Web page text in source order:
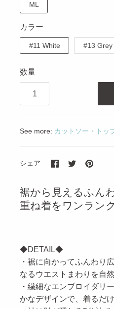
ML
カラー
#11 White #13 Grey
数量
See more: カットソー・トッ
シェア
シ
ェ
ツ
ピ
裾から見えるふん
重ね着をワンラン
◆DETAIL◆
・裾に向かってふんわり
なるウエストまわりを自
・繊細なエンブロイダリ
かなデザインで、着るだ